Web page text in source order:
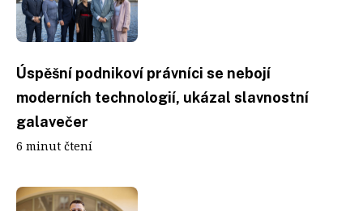
Úspěšní podnikoví právníci se nebojí
moderních technologií, ukázal slavnostní
galavečer
6 minut čtení